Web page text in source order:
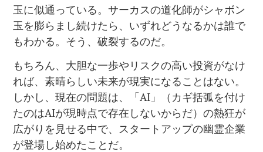
玉に似通っている。サーカスの道化師がシャボン
玉を膨らまし続けたら、いずれどうなるかは誰で
もわかる。そう、破裂するのだ。
もちろん、大胆な一歩やリスクの高い投資がなけ
れば、素晴らしい未来が現実になることはない。
しかし、現在の問題は、「AI」（カギ括弧を付け
たのはAIが現時点で存在しないからだ）の熱狂が
広がりを見せる中で、スタートアップの幽霊企業
が登場し始めたことだ。